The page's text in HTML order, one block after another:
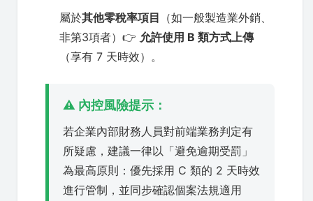
屬於其他零稅率項目 （如一般製造業外銷、
非第3項者）👉 允許使用 B 類方式上傳
（享有 7 天時效）。
⚠️ 內控風險提示：
若企業內部財務人員對前端業務判定有
所疑慮，建議一律以「避免逾期受罰」
為最高原則：優先採用 C 類的 2 天時效
進行管制，並同步確認個案法規適用